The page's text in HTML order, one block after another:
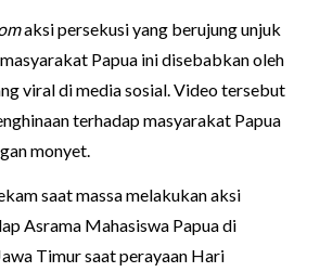
aksi persekusi yang berujung unjuk
Papua ini disebabkan oleh
viral di media sosial. Video tersebut
terhadap masyarakat Papua
monyet.
saat massa melakukan aksi
Asrama Mahasiswa Papua di
Timur saat perayaan Hari